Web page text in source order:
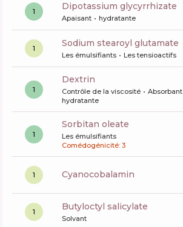
1 dipotassium glycyrrhizate
Apaisant hydratante
1 sodium stearoyl glutamate
Les émulsifiants Les tensioactifs
1
dextrin
Contrôle de la viscosité
Absorbant
hydratante
1
sorbitan oleate
Les émulsifiants
Comédogénicité: 3
1 cyanocobalamin
1 butyloctyl salicylate
Solvant